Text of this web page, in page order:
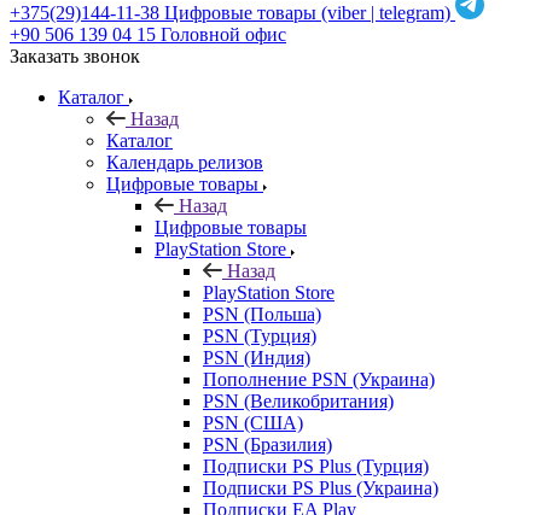
+375(29)144-11-38 Цифровые товары (viber | telegram)
+90 506 139 04 15 Головной офис
Заказать звонок
Каталог
Назад
Каталог
Календарь релизов
Цифровые товары
Назад
Цифровые товары
PlayStation Store
Назад
PlayStation Store
PSN (Польша)
PSN (Турция)
PSN (Индия)
Пополнение PSN (Украина)
PSN (Великобритания)
PSN (США)
PSN (Бразилия)
Подписки PS Plus (Турция)
Подписки PS Plus (Украина)
Подписки EA Play